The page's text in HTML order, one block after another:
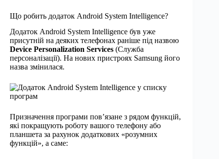
Що робить додаток Android System Intelligence?
Додаток Android System Intelligence був уже
присутній на деяких телефонах раніше під назвою
Device Personalization Services (Служба
персоналізації). На нових пристроях Samsung його
назва змінилася.
Призначення програми пов’язане з рядом функцій,
які покращують роботу вашого телефону або
планшета за рахунок додаткових «розумних
функцій», а саме: